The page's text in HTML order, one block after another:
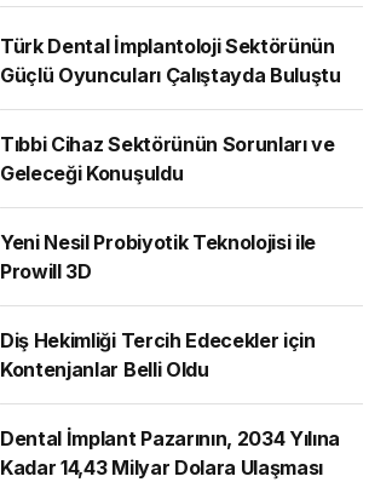
Türk Dental İmplantoloji Sektörünün
Güçlü Oyuncuları Çalıştayda Buluştu
Tıbbi Cihaz Sektörünün Sorunları ve
Geleceği Konuşuldu
Yeni Nesil Probiyotik Teknolojisi ile
Prowill 3D
Diş Hekimliği Tercih Edecekler için
Kontenjanlar Belli Oldu
Dental İmplant Pazarının, 2034 Yılına
Kadar 14,43 Milyar Dolara Ulaşması